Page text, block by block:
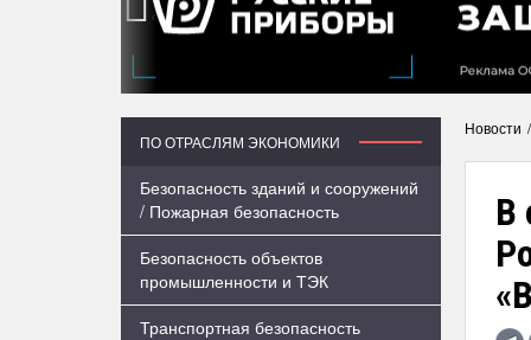
‹
ПО ОТРАСЛЯМ ЭКОНОМИКИ
Безопасность зданий и сооружений
/ Пожарная безопасность
Безопасность объектов
промышленности и ТЭК
Транспортная безопасность
Новости
В